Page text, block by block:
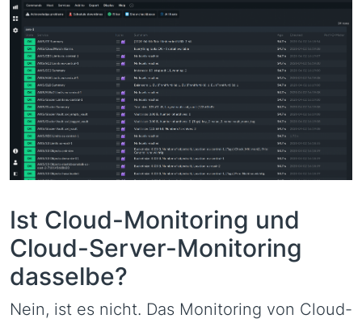
Ist Cloud-Monitoring und
Cloud-Server-Monitoring
dasselbe?
Nein, ist es nicht. Das Monitoring von Cloud-